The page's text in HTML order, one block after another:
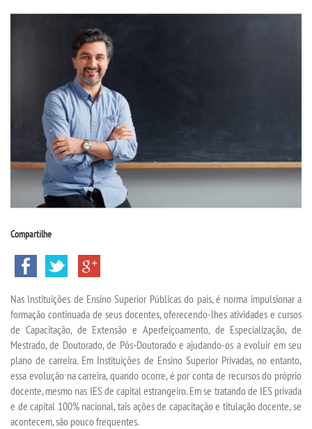
BACHARELADOS
LICENCIATURAS
TECNOLÓGICOS
VESTIBULAR
INSCREVA-SE
TRANSFERÊNCIA
SEGUNDA GRADUAÇÃO
MATRÍCULA
EDITAL
Compartilhe
Nas Instituições de Ensino Superior Públicas do país, é norma impulsionar a
formação continuada de seus docentes, oferecendo-lhes atividades e cursos
de Capacitação, de Extensão e Aperfeiçoamento, de Especialização, de
Mestrado, de Doutorado, de Pós-Doutorado e ajudando-os a evoluir em seu
plano de carreira. Em Instituições de Ensino Superior Privadas, no entanto,
essa evolução na carreira, quando ocorre, é por conta de recursos do próprio
docente, mesmo nas IES de capital estrangeiro. Em se tratando de IES privada
e de capital 100% nacional, tais ações de capacitação e titulação docente, se
acontecem, são pouco frequentes.